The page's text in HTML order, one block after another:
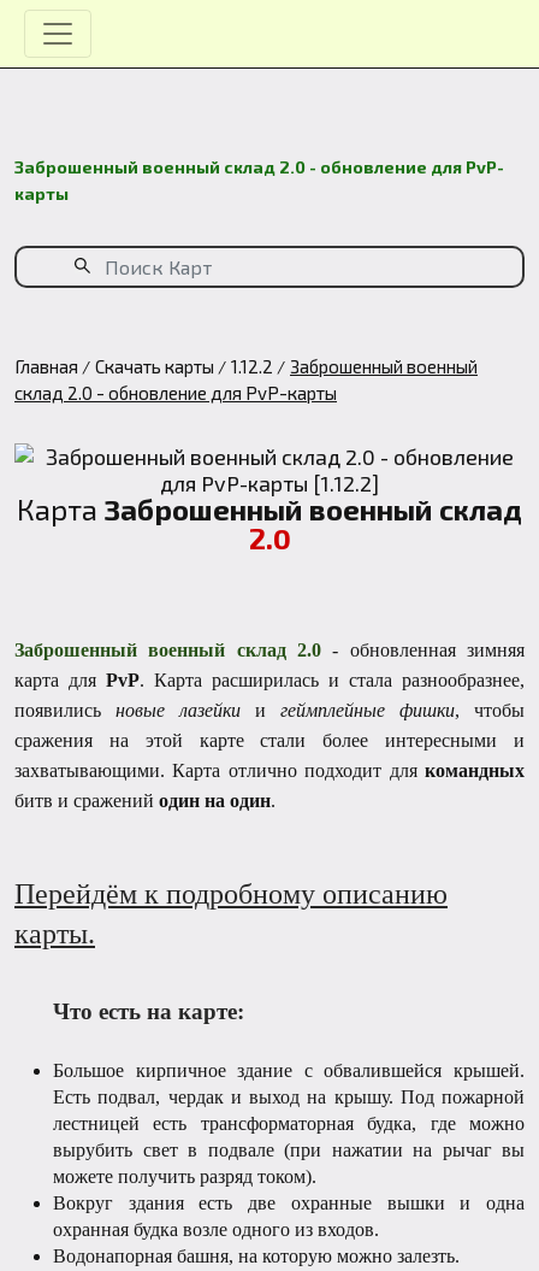
Заброшенный военный склад 2.0 - обновление для PvP-
карты
Главная Скачать карты 1.12.2
Заброшенный военный
склад 2.0 - обновление для PvP-карты
Карта Заброшенный военный склад
2.0
Заброшенный военный склад 2.0 - обновленная зимняя
карта для PvP. Карта расширилась и стала разнообразнее,
появились новые лазейки и геймплейные фишки, чтобы
сражения на этой карте стали более интересными и
захватывающими. Карта отлично подходит для командных
битв и сражений один на один.
Перейдём к подробному описанию
карты.
Что есть на карте:
Большое кирпичное здание с обвалившейся крышей.
Есть подвал, чердак и выход на крышу. Под пожарной
лестницей есть трансформаторная будка, где можно
вырубить свет в подвале (при нажатии на рычаг вы
можете получить разряд током).
Вокруг здания есть две охранные вышки и одна
охранная будка возле одного из входов.
Водонапорная башня, на которую можно залезть.